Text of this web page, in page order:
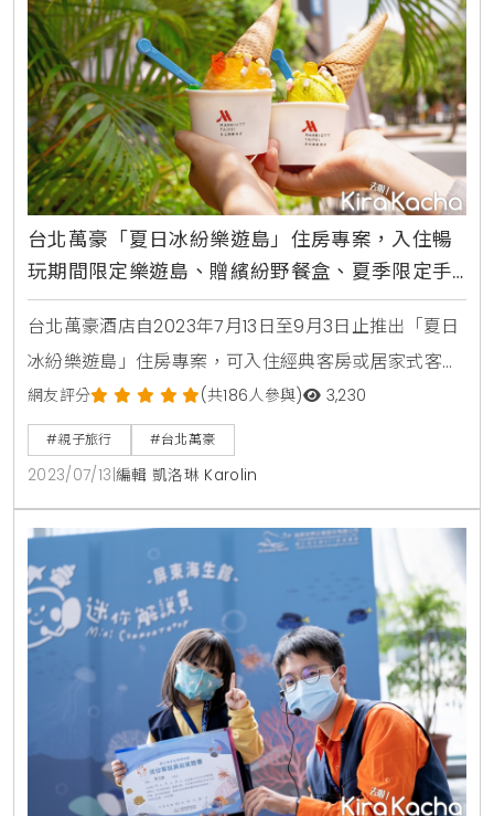
台北萬豪「夏日冰紛樂遊島」住房專案，入住暢
玩期間限定樂遊島、贈繽紛野餐盒、夏季限定手
作冰淇淋
台北萬豪酒店自2023年7月13日至9月3日止推出「夏日
冰紛樂遊島」住房專案，可入住經典客房或居家式客房
乙晚，暢玩館內期間限定樂遊島，每房贈送免費豐盛早
餐、繽紛野餐盒乙份、夏季限定天然手作冰淇淋乙球，
以及美麗華摩天輪票券。活動期間凡入住「夏日冰紛樂
遊島」住房專案，即可於住宿期間暢遊樂遊島，至精湛
外賣櫃領取繽紛野餐盒乙份，盡享多樣午茶鹹點與繽紛
點心，還可品嚐以天然配方研製的夏季限定手作冰淇
淋，樂遊島
網友評分 (共186人參與) 3,230
#親子旅行 #台北萬豪
2023/07/13 編輯 凱洛琳 Karolin